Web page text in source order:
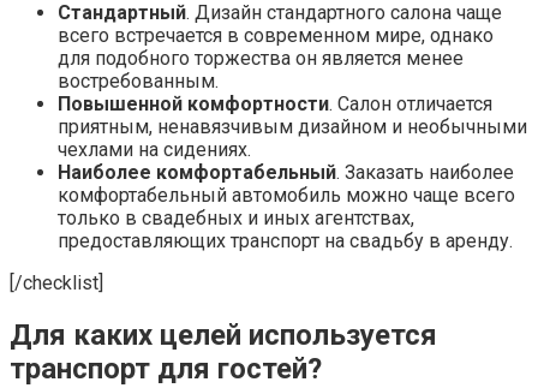
Стандартный. Дизайн стандартного салона чаще
всего встречается в современном мире, однако
для подобного торжества он является менее
востребованным.
Повышенной комфортности. Салон отличается
приятным, ненавязчивым дизайном и необычными
чехлами на сидениях.
Наиболее комфортабельный. Заказать наиболее
комфортабельный автомобиль можно чаще всего
только в свадебных и иных агентствах,
предоставляющих транспорт на свадьбу в аренду.
[/checklist]
Для каких целей используется
транспорт для гостей?